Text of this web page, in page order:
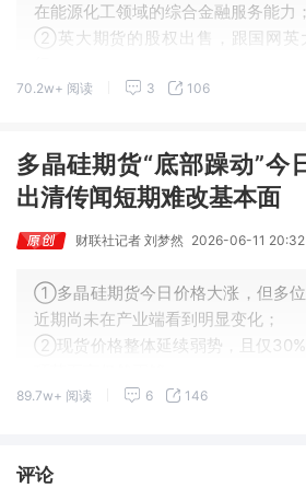
在能源化工领域的综合金融服务能力；
②英大期货的股权出售，跟国网英
③随着新一轮股权变更落地，英大
70.2w+ 阅读 3 106
多晶硅期货“底部躁动”今
出清传闻短期难改基本面
财联社记者 刘梦然 2026-06-11 20:32
①多晶硅期货今日价格大涨，但多
近期尚未在产业端看到明显变化；
②现货价格整体延续弱势，且仅
89.7w+ 阅读 6 146
评论